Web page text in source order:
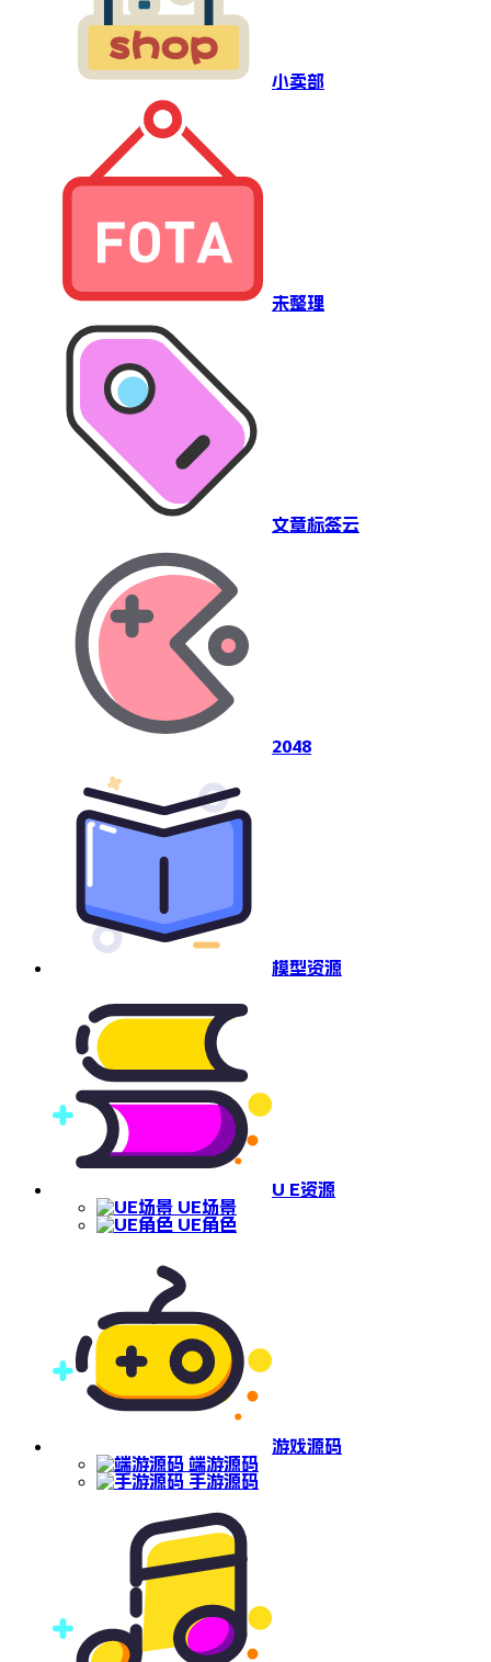
小卖部
未整理
文章标签云
2048
模型资源
U E资源
UE场景
UE角色
游戏源码
端游源码
手游源码